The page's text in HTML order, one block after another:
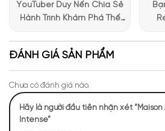
YouTuber Duy Nến Chia Sẻ
Hành Trình Khám Phá Thế
ĐÁNH GIÁ SẢN PHẨM
Chưa có đánh giá nào.
Hãy là người đầu tiên nhận xét “Maison
Intense”